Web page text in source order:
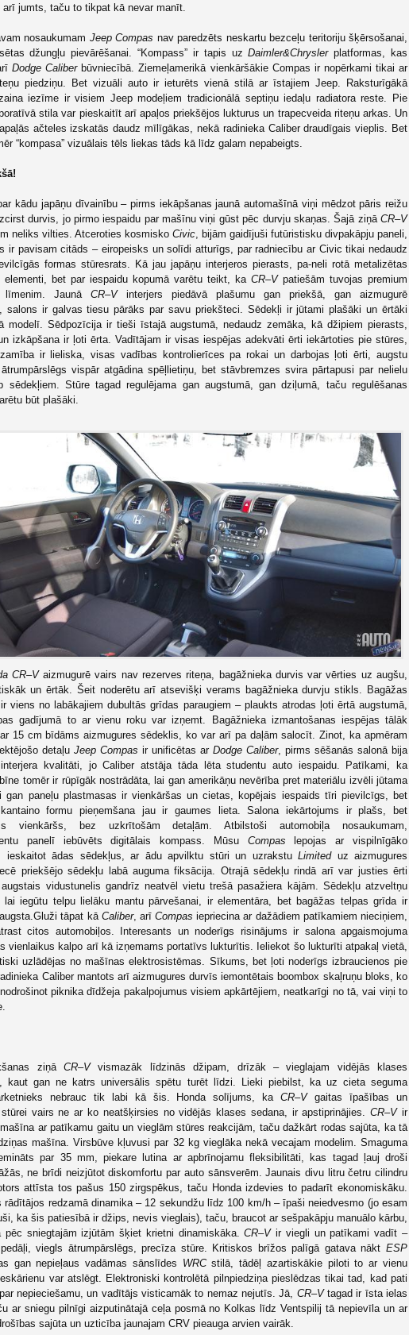
arī jumts, taču to tikpat kā nevar manīt.
nosaukumam Jeep Compas nav paredzēts neskartu bezceļu teritoriju šķērsošanai,
džungļu pievārēšanai. “Kompass” ir tapis uzDaimler&Chryslerplatformas, kas
Dodge Caliberbūvniecībā. Ziemeļamerikā vienkāršākie Compas ir nopērkami tikai ar
piedziņu. Bet vizuāli auto ir ieturēts vienā stilā ar īstajiem Jeep. Raksturīgākā
iezīme ir visiem Jeep modeļiem tradicionālā septiņu iedaļu radiatora reste. Pie
stila var pieskaitīt arī apaļos priekšējos lukturus un trapecveida riteņu arkas. Un
ačteles izskatās daudz mīlīgākas, nekā radinieka Caliber draudīgais vieplis. Bet
“kompasa” vizuālais tēls liekas tāds kā līdz galam nepabeigts.
kādu japāņu dīvainību – pirms iekāpšanas jaunā automašīnā viņi mēdzot pāris reižu
durvis, jo pirmo iespaidu par mašīnu viņi gūst pēc durvju skaņas. Šajā ziņā CR–V
neliks vilties. Atceroties kosmisko Civic, bijām gaidījuši futūristisku divpakāpju paneli,
ir pavisam citāds – eiropeisks un solīdi atturīgs, par radniecību ar Civic tikai nedaudz
formas stūresrats. Kā jau japāņu interjeros pierasts, pa-neli rotā metalizētas
elementi, bet par iespaidu kopumā varētu teikt, ka CR–Vpatiešām tuvojas premium
līmenim. Jaunā CR–Vinterjers piedāvā plašumu gan priekšā, gan aizmugurē
salons ir galvas tiesu pārāks par savu priekšteci. Sēdekļi ir jūtami plašāki un ērtāki
modelī. Sēdpozīcija ir tieši īstajā augstumā, nedaudz zemāka, kā džipiem pierasts,
izkāpšana ir ļoti ērta. Vadītājam ir visas iespējas adekvāti ērti iekārtoties pie stūres,
ir lieliska, visas vadības kontrolierīces pa rokai un darbojas ļoti ērti, augstu
vispār atgādina spēļlietiņu, bet stāvbremzes svira pārtapusi par nelielu
sēdekļiem. Stūre tagad regulējama gan augstumā, gan dziļumā, taču regulēšanas
būt plašāki.
CR–Vaizmugurē vairs nav rezerves riteņa, bagāžnieka durvis var vērties uz augšu,
un ērtāk. Šeit noderētu arī atsevišķi verams bagāžnieka durvju stikls. Bagāžas
viens no labākajiem dubultās grīdas paraugiem – plaukts atrodas ļoti ērtā augstumā,
gadījumā to ar vienu roku var izņemt. Bagāžnieka izmantošanas iespējas tālāk
15 cm bīdāms aizmugures sēdeklis, ko var arī pa daļām salocīt. Zinot, ka apmēram
detaļu Jeep Compas ir unificētas ar Dodge Caliber, pirms sēšanās salonā bija
kvalitāti, jo Caliber atstāja tāda lēta studentu auto iespaidu. Patīkami, ka
tomēr ir rūpīgāk nostrādāta, lai gan amerikāņu nevērība pret materiālu izvēli jūtama
gan paneļu plastmasas ir vienkāršas un cietas, kopējais iespaids tīri pievilcīgs, bet
formu pieņemšana jau ir gaumes lieta. Salona iekārtojums ir plašs, bet
vienkāršs, bez uzkrītošām detaļām. Atbilstoši automobiļa nosaukumam,
panelī iebūvēts digitālais kompass. Mūsu Compas lepojas ar vispilnīgāko
ieskaitot ādas sēdekļus, ar ādu apvilktu stūri un uzrakstu Limited uz aizmugures
priekšējo sēdekļu labā auguma fiksācija. Otrajā sēdekļu rindā arī var justies ērti
vidustunelis gandrīz neatvēl vietu trešā pasažiera kājām. Sēdekļu atzveltņu
lai iegūtu telpu lielāku mantu pārvešanai, ir elementāra, bet bagāžas telpas grīda ir
augsta.Gluži tāpat kā Caliber, arīCompas iepriecina ar dažādiem patīkamiem nieciņiem,
citos automobiļos. Interesants un noderīgs risinājums ir salona apgaismojuma
vienlaikus kalpo arī kā izņemams portatīvs lukturītis. Ieliekot šo lukturīti atpakaļ vietā,
uzlādējas no mašīnas elektrosistēmas. Sīkums, bet ļoti noderīgs izbraucienos pie
Caliber mantots arī aizmugures durvīs iemontētais boombox skaļruņu bloks, ko
piknika dīdžeja pakalpojumus visiem apkārtējiem, neatkarīgi no tā, vai viņi to
ziņāCR–Vvismazāk līdzinās džipam, drīzāk – vieglajam vidējās klases
kaut gan ne katrs universālis spētu turēt līdzi. Lieki piebilst, ka uz cieta seguma
nebrauc tik labi kā šis. Honda solījums, kaCR–Vgaitas īpašības un
vairs ne ar ko neatšķirsies no vidējās klases sedana, ir apstiprinājies.CR–Vir
ar patīkamu gaitu un vieglām stūres reakcijām, taču dažkārt rodas sajūta, ka tā
mašīna. Virsbūve kļuvusi par 32 kg vieglāka nekā vecajam modelim. Smaguma
par 35 mm, piekare lutina ar apbrīnojamu fleksibilitāti, kas tagad ļauj droši
ne brīdi neizjūtot diskomfortu par auto sānsverēm. Jaunais divu litru četru cilindru
attīsta tos pašus 150 zirgspēkus, taču Honda izdevies to padarīt ekonomiskāku.
rādītājos redzamā dinamika – 12 sekundžu līdz 100 km/h – īpaši neiedvesmo (jo esam
ka šis patiesībā ir džips, nevis vieglais), taču, braucot ar sešpakāpju manuālo kārbu,
pēc sniegtajām izjūtām šķiet krietni dinamiskāka. CR–Vir viegli un patīkami vadīt –
viegls ātrumpārslēgs, precīza stūre. Kritiskos brīžos palīgā gatava nākt ESP
gan nepieļaus vadāmas sānslīdes WRCstilā, tādēļ azartiskākie piloti to ar vienu
var atslēgt. Elektroniski kontrolētā pilnpiedziņa pieslēdzas tikai tad, kad pati
nepieciešamu, un vadītājs visticamāk to nemaz nejutīs. Jā, CR–Vtagad ir īsta ielas
ar sniegu pilnīgi aizputinātajā ceļa posmā no Kolkas līdz Ventspilij tā nepievīla un ar
sajūta un uzticība jaunajam CRV pieauga arvien vairāk.